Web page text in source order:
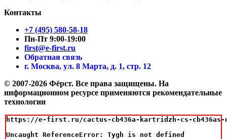
Контакты
+7 (495) 580-58-18
Пн-Пт 9:00-19:00
first@e-first.ru
Обратная связь
г. Москва, ул. 8 Марта, д. 1, стр. 12
© 2007-2026 Фёрст. Все права защищены. На
информационном ресурсе применяются рекомендательные
технологии
https://e-first.ru/cactus-cb436a-kartridzh-cs-cb436as-
Uncaught ReferenceError: Tygh is not defined